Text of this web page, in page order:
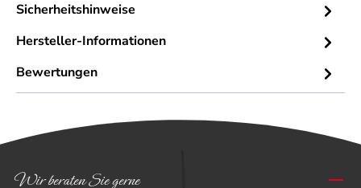
Sicherheitshinweise
Hersteller-Informationen
Bewertungen
Wir beraten Sie gerne